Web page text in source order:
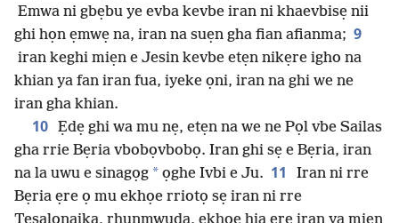
Emwa ni gbẹbu ye evba kevbe iran ni khaevbisẹ nii
ghi họn ẹmwẹ na, iran na suẹn gha fian afianma; 9
iran keghi miẹn e Jesin kevbe etẹn nikẹre igho na
khian ya fan iran fua, iyeke ọni, iran na ghi we ne
iran gha khian.
10 Ẹdẹ ghi wa mu nẹ, etẹn na we ne Pọl vbe Sailas
gha rrie Bẹria vbobọvbobọ. Iran ghi sẹ e Bẹria, iran
na la uwu e sinagọg * ọghe Ivbi e Ju. 11
Iran ni rre
Bẹria ẹre ọ mu ekhọe rriotọ sẹ iran ni rre